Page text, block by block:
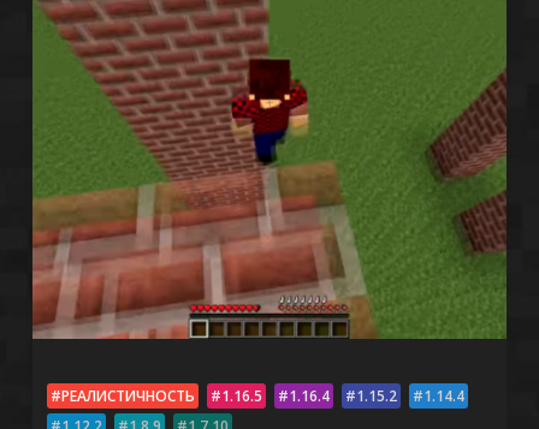
РЕАЛИСТИЧНОСТЬ 1.16.5 1.16.4 1.15.2
1.14.4